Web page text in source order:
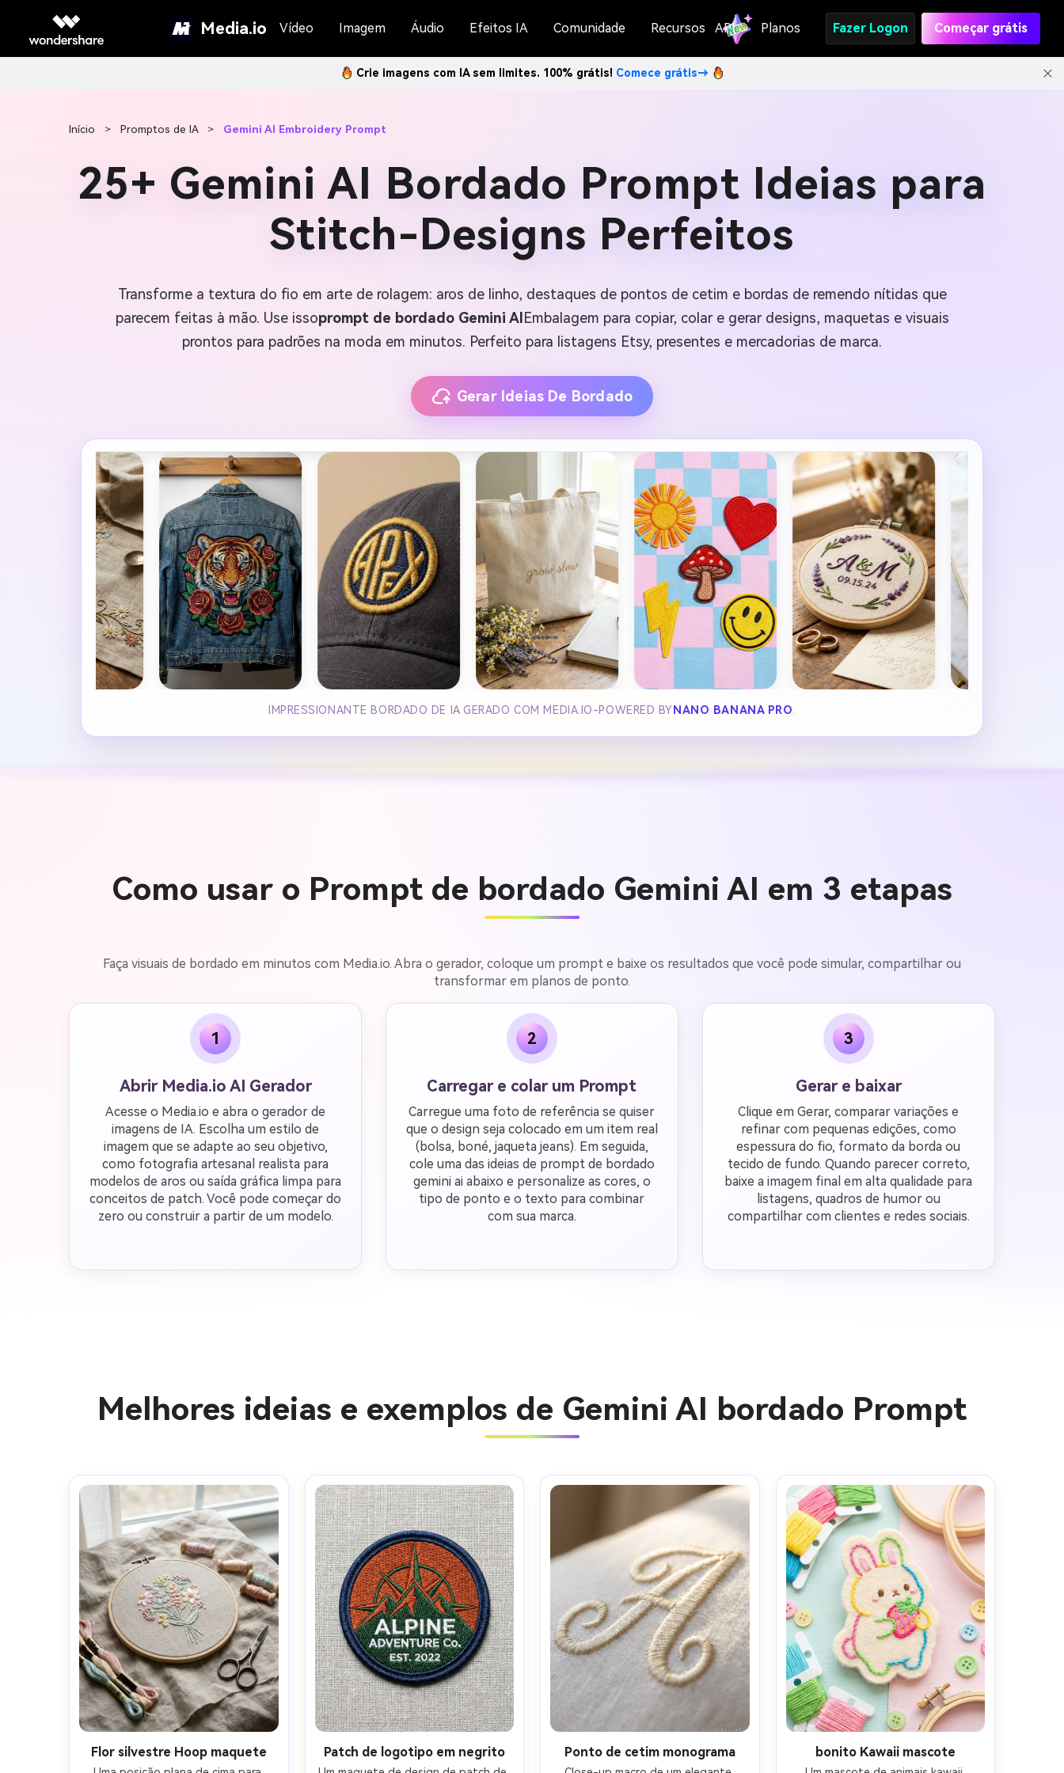
Media.io Vídeo Imagem Áudio Efeitos IA Comunidade Recursos API Planos Fazer Logon Começar grátis
Crie imagens com IA sem limites. 100% grátis! Comece grátis→
Início > Promptos de IA > Gemini AI Embroidery Prompt
25+ Gemini AI Bordado Prompt Ideias para
Stitch-Designs Perfeitos
Transforme a textura do fio em arte de rolagem: aros de linho, destaques de pontos de cetim e bordas de remendo nítidas que
parecem feitas à mão. Use issoprompt de bordado Gemini AI Embalagem para copiar, colar e gerar designs, maquetas e visuais
prontos para padrões na moda em minutos. Perfeito para listagens Etsy, presentes e mercadorias de marca.
Gerar Ideias De Bordado
IMPRESSIONANTE BORDADO DE IA GERADO COM MEDIA.IO-POWERED BY NANO BANANA PRO
Como usar o Prompt de bordado Gemini AI em 3 etapas
Faça visuais de bordado em minutos com Media.io. Abra o gerador, coloque um prompt e baixe os resultados que você pode simular, compartilhar ou
transformar em planos de ponto.
1
Abrir Media.io AI Gerador
Acesse o Media.io e abra o gerador de
imagens de IA. Escolha um estilo de
imagem que se adapte ao seu objetivo,
como fotografia artesanal realista para
modelos de aros ou saída gráfica limpa para
conceitos de patch. Você pode começar do
zero ou construir a partir de um modelo.
2
Carregar e colar um Prompt
Carregue uma foto de referência se quiser
que o design seja colocado em um item real
(bolsa, boné, jaqueta jeans). Em seguida,
cole uma das ideias de prompt de bordado
gemini ai abaixo e personalize as cores, o
tipo de ponto e o texto para combinar
com sua marca.
3
Gerar e baixar
Clique em Gerar, comparar variações e
refinar com pequenas edições, como
espessura do fio, formato da borda ou
tecido de fundo. Quando parecer correto,
baixe a imagem final em alta qualidade para
listagens, quadros de humor ou
compartilhar com clientes e redes sociais.
Melhores ideias e exemplos de Gemini AI bordado Prompt
Flor silvestre Hoop maquete Patch de logotipo em negrito Ponto de cetim monograma bonito Kawaii mascote
Crie imagens com
IA sem limites.